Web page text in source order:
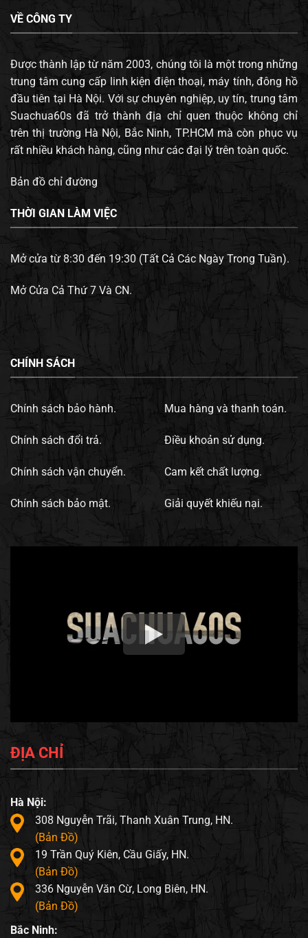
VỀ CÔNG TY
Được thành lập từ năm 2003, chúng tôi là một trong những
trung tâm cung cấp linh kiện điện thoại, máy tính, đông hồ
đầu tiên tại Hà Nội. Với sự chuyên nghiệp, uy tín, trung tâm
Suachua60s đã trở thành địa chỉ quen thuộc không chỉ
trên thị trường Hà Nội, Bắc Ninh, TP.HCM mà còn phục vụ
rất nhiều khách hàng, cũng như các đại lý trên toàn quốc.
Bản đồ chỉ đường
THỜI GIAN LÀM VIỆC
Mở cửa từ 8:30 đến 19:30 (Tất Cả Các Ngày Trong Tuần).
Mở Cửa Cả Thứ 7 Và CN.
CHÍNH SÁCH
Chính sách bảo hành.
Chính sách đổi trả.
Chính sách vận chuyển.
Chính sách bảo mật.
Mua hàng và thanh toán.
Điều khoản sử dụng.
Cam kết chất lượng.
Giải quyết khiếu nại.
ĐỊA CHỈ
Hà Nội:
308 Nguyễn Trãi, Thanh Xuân Trung, HN.
(Bản Đồ)
19 Trần Quý Kiên, Cầu Giấy, HN.
(Bản Đồ)
336 Nguyễn Văn Cừ, Long Biên, HN.
(Bản Đồ)
Bắc Ninh: